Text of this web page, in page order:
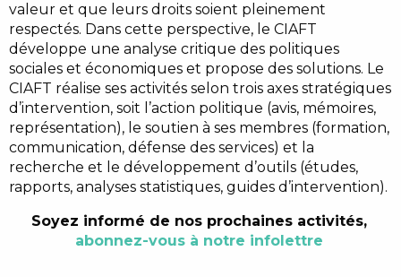
valeur et que leurs droits soient pleinement
respectés. Dans cette perspective, le CIAFT
développe une analyse critique des politiques
sociales et économiques et propose des solutions. Le
CIAFT réalise ses activités selon trois axes stratégiques
d’intervention, soit l’action politique (avis, mémoires,
représentation), le soutien à ses membres (formation,
communication, défense des services) et la
recherche et le développement d’outils (études,
rapports, analyses statistiques, guides d’intervention).
Soyez informé de nos prochaines activités,
abonnez-vous à notre infolettre